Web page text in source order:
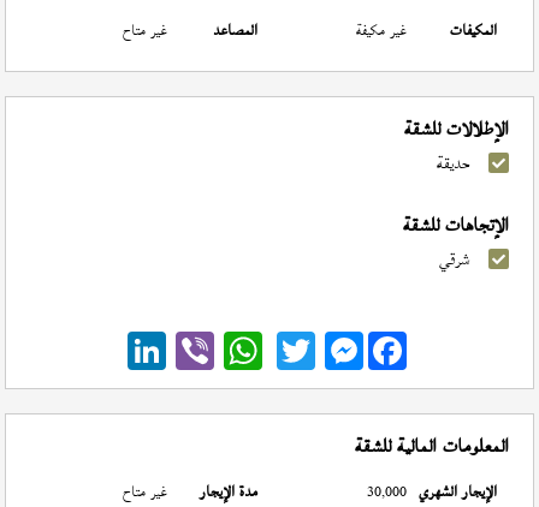
المكيفات
غير مكيفة المصاعد غير متاح
الإطلالات للشقة
حديقة
الإتجاهات للشقة
شرقي
Messenger
المعلومات المالية للشقة
الإيجار الشهري 30,000 مدة الإيجار
غير متاح